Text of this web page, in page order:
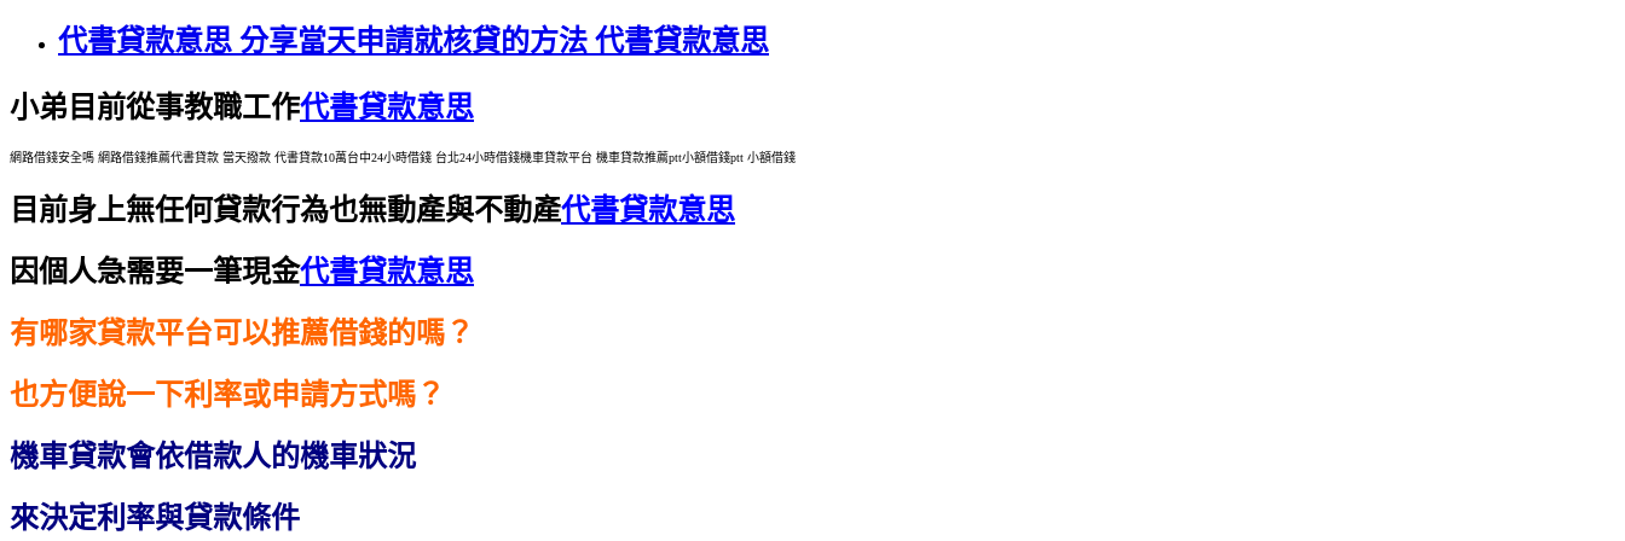
代書貸款意思 分享當天申請就核貸的方法 代書貸款意思
小弟目前從事教職工作代書貸款意思
網路借錢安全嗎 網路借錢推薦代書貸款 當天撥款 代書貸款10萬台中24小時借錢 台北24小時借錢機車貸款平台 機車貸款推薦ptt小額借錢ptt 小額借錢
目前身上無任何貸款行為也無動產與不動產代書貸款意思
因個人急需要一筆現金代書貸款意思
有哪家貸款平台可以推薦借錢的嗎？
也方便說一下利率或申請方式嗎？
機車貸款會依借款人的機車狀況
來決定利率與貸款條件